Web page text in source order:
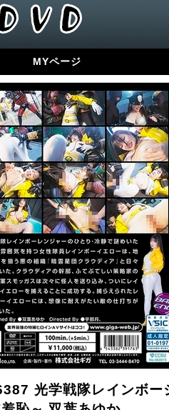
MYページ
光学戦隊レインボー